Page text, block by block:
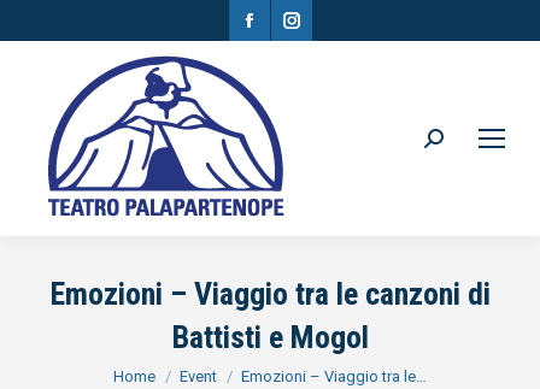
Facebook
opens
in
new
window
Instagram
Search:
Emozioni – Viaggio tra le canzoni di
Battisti e Mogol
You are here:
Home Event Emozioni – Viaggio tra le…